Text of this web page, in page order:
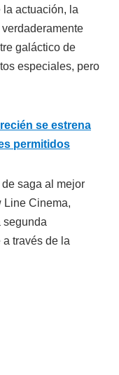
la actuación, la
galáctico de
especiales, pero
se estrena
permitidos
saga al mejor
Line Cinema,
segunda
través de la